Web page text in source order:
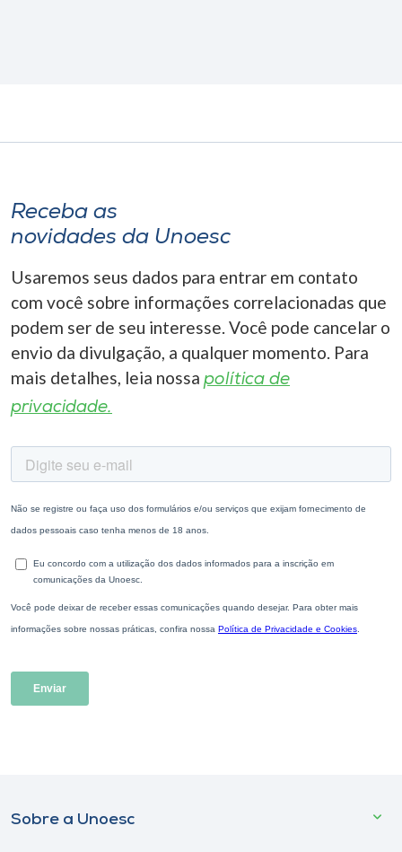
Receba as
novidades da Unoesc
Usaremos seus dados para entrar em contato
com você sobre informações correlacionadas que
podem ser de seu interesse. Você pode cancelar o
envio da divulgação, a qualquer momento. Para
mais detalhes, leia nossa política de
privacidade.
Sobre a Unoesc